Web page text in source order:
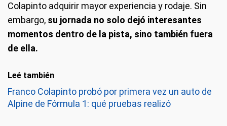
Colapinto adquirir mayor experiencia y rodaje. Sin
embargo, su jornada no solo dejó interesantes
momentos dentro de la pista, sino también fuera
de ella.
Leé también
Franco Colapinto probó por primera vez un auto de
Alpine de Fórmula 1: qué pruebas realizó